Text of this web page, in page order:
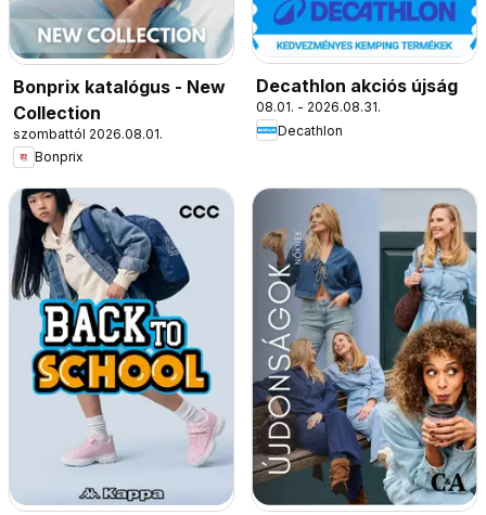
Bonprix katalógus - New
Collection
szombattól 2026.08.01.
Bonprix
Decathlon akciós újság
08.01. - 2026.08.31.
Decathlon